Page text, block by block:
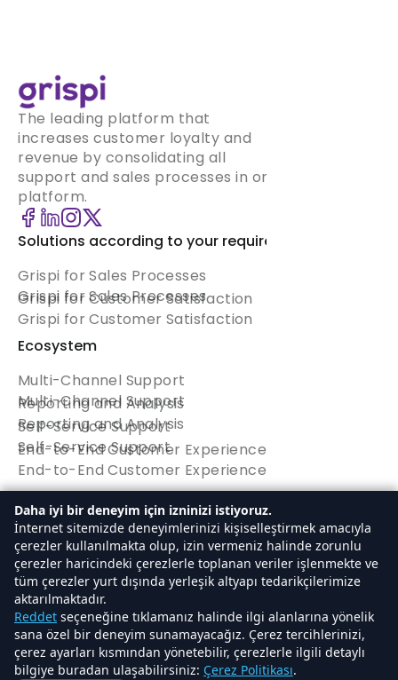
The leading platform that
increases customer loyalty and
revenue by consolidating all
support and sales processes in one
platform.
Solutions according to your requirement
Grispi for Sales Processes
Grispi for Sales Processes
Grispi for Customer Satisfaction
Grispi for Customer Satisfaction
Ecosystem
Multi-Channel Support
Multi-Channel Support
Reporting and Analysis
Reporting and Analysis
Self-Service Support
Self-Service Support
End-to-End Customer Experience
End-to-End Customer Experience
Quick Menu
Homepage
Homepage
About Us
About Us
Pricing
Pricing
Try Free
Try Free
Daha iyi bir deneyim için izninizi istiyoruz.
İnternet sitemizde deneyimlerinizi kişiselleştirmek amacıyla
çerezler kullanılmakta olup, izin vermeniz halinde zorunlu
çerezler haricindeki çerezlerle toplanan veriler işlenmekte ve
tüm çerezler yurt dışında yerleşik altyapı tedarikçilerimize
aktarılmaktadır.
Reddet seçeneğine tıklamanız halinde ilgi alanlarına yönelik
sana özel bir deneyim sunamayacağız. Çerez tercihlerinizi,
çerez ayarları kısmından yönetebilir, çerezlerle ilgili detaylı
bilgiye buradan ulaşabilirsiniz: Çerez Politikası.